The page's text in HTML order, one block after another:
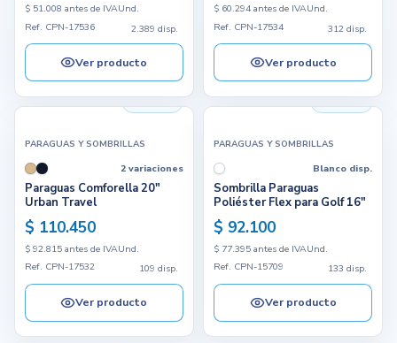
$ 51.008 antes de IVAUnd.
Ref. CPN-17536
2.389 disp.
Ver producto
$ 60.294 antes de IVAUnd.
Ref. CPN-17534
312 disp.
Ver producto
PARAGUAS Y SOMBRILLAS
2 variaciones
Paraguas Comforella 20"
Urban Travel
$ 110.450
$ 92.815 antes de IVAUnd.
Ref. CPN-17532
109 disp.
Ver producto
PARAGUAS Y SOMBRILLAS
Blanco disp.
Sombrilla Paraguas
Poliéster Flex para Golf 16"
$ 92.100
$ 77.395 antes de IVAUnd.
Ref. CPN-15709
133 disp.
Ver producto